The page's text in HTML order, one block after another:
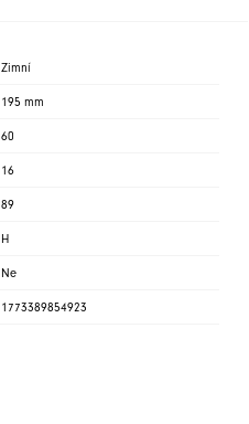
Zimní
195 mm
60
16
89
H
Ne
1773389854923